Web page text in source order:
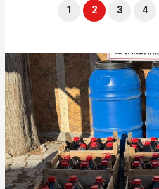
1 2 3 4